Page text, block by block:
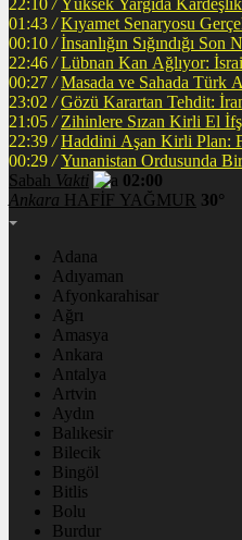
22:10 / Yüksek Yargıda
01:43 /
00:10 / İnsanlığın Sığındığı
22:46 / Lübnan Kan Ağlıyor:
00:27 / Masada ve Sahada Türk
23:02 / Gözü Karartan Tehdit:
21:05 / Zihinlere Sızan Kirli El
22:39 /
00:29 / Yunanistan Ordusunda
Sabah Vakti
02:00
Ankara HAFİF YAĞMUR 30°
Adana
Adıyaman
Afyonkarahisar
Ağrı
Amasya
Ankara
Antalya
Artvin
Aydın
Balıkesir
Bilecik
Bingöl
Bitlis
Bolu
Burdur